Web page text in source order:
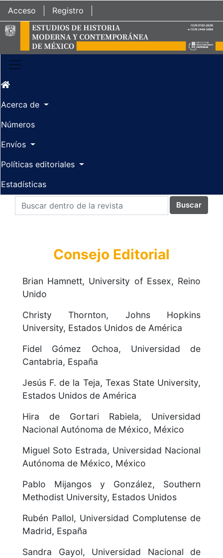
Ir al contenido principal
Ir al menú de navegación principal
Ir al pie de página del sitio
Acceso Registro
Acerca de
Números
Envíos
Políticas editoriales
Estadísticas
Buscar
Consejo Editorial
Brian Hamnett, University of Essex, Reino
Unido
Christy Thornton, Johns Hopkins
University, Estados Unidos de América
Fidel Gómez Ochoa, Universidad de
Cantabria, España
Jesús F. de la Teja, Texas State University,
Estados Unidos de América
Hira de Gortari Rabiela, Universidad
Nacional Autónoma de México, México
Miguel Soto Estrada, Universidad Nacional
Autónoma de México, México
Pablo Mijangos y González, Southern
Methodist University, Estados Unidos
Rubén Pallol, Universidad Complutense de
Madrid, España
Sandra Gayol, Universidad Nacional de